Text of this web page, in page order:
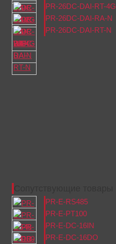
PR-26DC-DAI-RT-4G
PR-26DC-DAI-RA-N
PR-26DC-DAI-RT-N
PR-E-RS485
PR-E-PT100
PR-E-DC-16IN
PR-E-DC-16DO